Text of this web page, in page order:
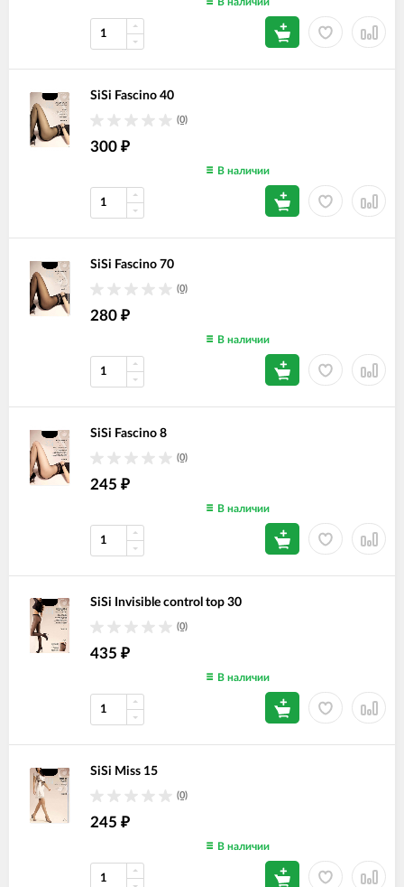
SiSi Fascino 40
(0)
300 ₽
В наличии
SiSi Fascino 70
(0)
280 ₽
В наличии
SiSi Fascino 8
(0)
245 ₽
В наличии
SiSi Invisible control top 30
(0)
435 ₽
В наличии
SiSi Miss 15
(0)
245 ₽
В наличии